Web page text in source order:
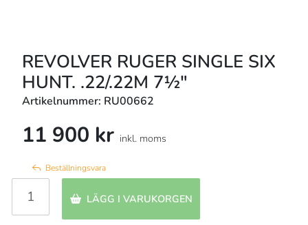
REVOLVER RUGER SINGLE SIX
HUNT. .22/.22M 7½"
Artikelnummer: RU00662
11 900 kr inkl. moms
Beställningsvara
LÄGG I VARUKORGEN